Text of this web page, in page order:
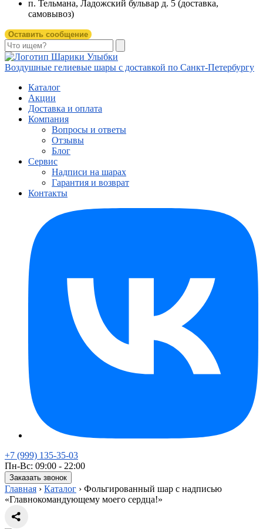
п. Тельмана, Ладожский бульвар д. 5 (доставка,
самовывоз)
Оставить сообщение
Воздушные гелиевые шары с доставкой по Санкт-Петербургу
Каталог
Акции
Доставка и оплата
Компания
Вопросы и ответы
Отзывы
Блог
Сервис
Надписи на шарах
Гарантия и возврат
Контакты
+7 (999) 135-35-03
Пн-Вс: 09:00 - 22:00
Заказать звонок
Главная › Каталог › Фольгированный шар с надписью
«Главнокомандующему моего сердца!»